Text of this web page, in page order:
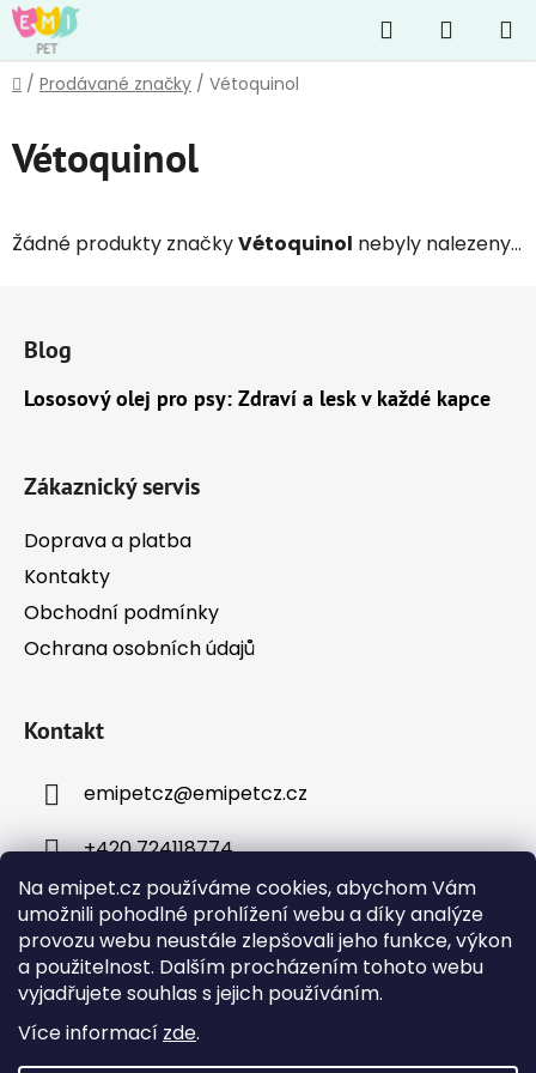
Na emipet.cz používáme cookies, abychom Vám
umožnili pohodlné prohlížení webu a díky analýze
provozu webu neustále zlepšovali jeho funkce, výkon
a použitelnost. Dalším procházením tohoto webu
vyjadřujete souhlas s jejich používáním.
Více informací zde.
Přejít
na
obsah
Hledat
KOŠÍK
Domů
/ Prodávané značky / Vétoquinol
Vétoquinol
Žádné produkty značkyVétoquinol nebyly nalezeny...
Blog
Lososový olej pro psy: Zdraví a lesk v každé kapce
Zákaznický servis
Doprava a platba
Kontakty
Obchodní podmínky
Ochrana osobních údajů
Kontakt
emipetcz@emipetcz.cz
+420 724118774
Instagram